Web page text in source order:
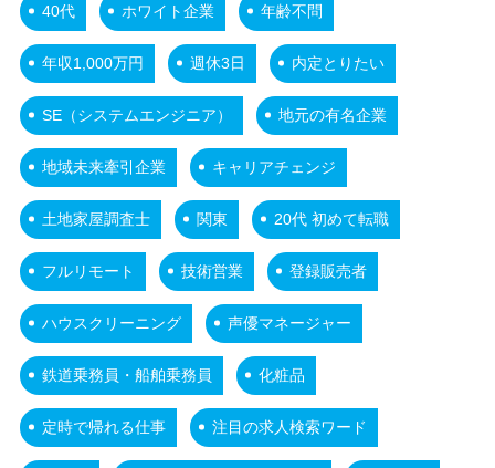
40代 ホワイト企業 年齢不問
年収1,000万円 週休3日 内定とりたい
SE（システムエンジニア） 地元の有名企業
地域未来牽引企業 キャリアチェンジ
土地家屋調査士 関東 20代 初めて転職
フルリモート 技術営業 登録販売者
ハウスクリーニング 声優マネージャー
鉄道乗務員・船舶乗務員 化粧品
定時で帰れる仕事 注目の求人検索ワード